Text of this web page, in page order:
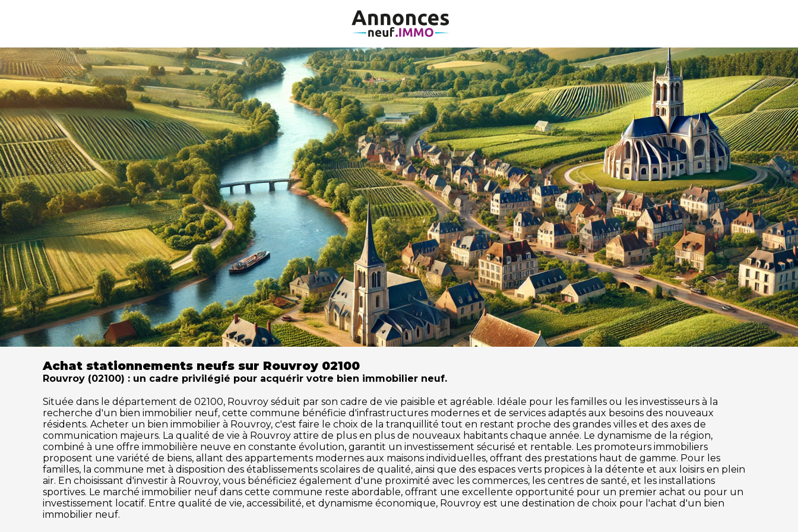
Achat stationnements neufs sur Rouvroy 02100
Rouvroy (02100) : un cadre privilégié pour acquérir votre bien immobilier neuf.
Située dans le département de 02100, Rouvroy séduit par son cadre de vie paisible et agréable. Idéale pour les familles ou les investisseurs à la
recherche d'un bien immobilier neuf, cette commune bénéficie d'infrastructures modernes et de services adaptés aux besoins des nouveaux
résidents. Acheter un bien immobilier à Rouvroy, c'est faire le choix de la tranquillité tout en restant proche des grandes villes et des axes de
communication majeurs. La qualité de vie à Rouvroy attire de plus en plus de nouveaux habitants chaque année. Le dynamisme de la région,
combiné à une offre immobilière neuve en constante évolution, garantit un investissement sécurisé et rentable. Les promoteurs immobiliers
proposent une variété de biens, allant des appartements modernes aux maisons individuelles, offrant des prestations haut de gamme. Pour les
familles, la commune met à disposition des établissements scolaires de qualité, ainsi que des espaces verts propices à la détente et aux loisirs en plein
air. En choisissant d'investir à Rouvroy, vous bénéficiez également d'une proximité avec les commerces, les centres de santé, et les installations
sportives. Le marché immobilier neuf dans cette commune reste abordable, offrant une excellente opportunité pour un premier achat ou pour un
investissement locatif. Entre qualité de vie, accessibilité, et dynamisme économique, Rouvroy est une destination de choix pour l'achat d'un bien
immobilier neuf.